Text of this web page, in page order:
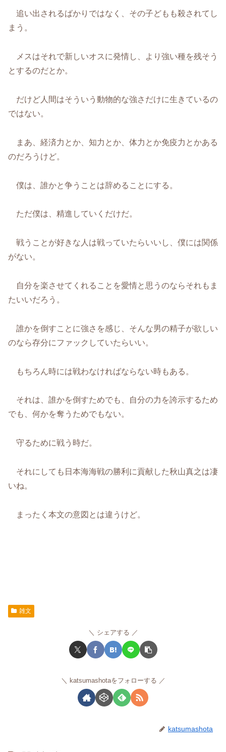
追い出されるばかりではなく、その子どもも殺されてし
まう。
メスはそれで新しいオスに発情し、より強い種を残そう
とするのだとか。
だけど人間はそういう動物的な強さだけに生きているの
ではない。
まあ、経済力とか、知力とか、体力とか免疫力とかある
のだろうけど。
僕は、誰かと争うことは辞めることにする。
ただ僕は、精進していくだけだ。
戦うことが好きな人は戦っていたらいいし、僕には関係
がない。
自分を楽させてくれることを愛情と思うのならそれもま
たいいだろう。
誰かを倒すことに強さを感じ、そんな男の精子が欲しい
のなら存分にファックしていたらいい。
もちろん時には戦わなければならない時もある。
それは、誰かを倒すためでも、自分の力を誇示するため
でも、何かを奪うためでもない。
守るために戦う時だ。
それにしても日本海海戦の勝利に貢献した秋山真之は凄
いね。
まったく本文の意図とは違うけど。
雑文
シェアする
katsumashotaをフォローする
katsumashota